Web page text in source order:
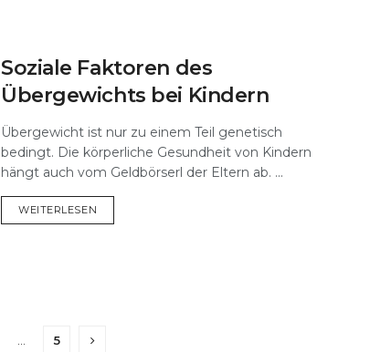
Soziale Faktoren des
Übergewichts bei Kindern
Übergewicht ist nur zu einem Teil genetisch
bedingt. Die körperliche Gesundheit von Kindern
hängt auch vom Geldbörserl der Eltern ab. ...
WEITERLESEN
5